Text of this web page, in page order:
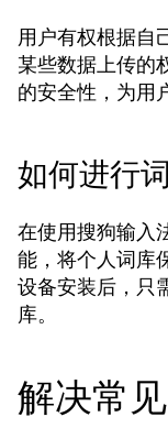
用户有权根据自
某些数据上传的
的安全性，为用
如何进行
在使用搜狗输入
能，将个人词库
设备安装后，只
库。
解决常